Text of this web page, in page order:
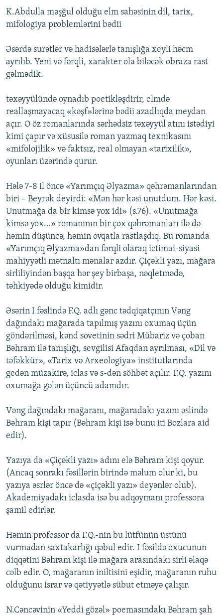
K.Abdulla məşğul olduğu elm sahəsinin dil, tarix,
mifologiya problemlərini bədii
Əsərdə surətlər və hadisələrlə tanışlığa xeyli həcm
ayrılıb. Yeni və fərqli, xarakter ola biləcək obraza rast
gəlmədik.
təxəyyülündə oynadıb poetikləşdirir, elmdə
reallaşmayacaq «kəşf»lərinə bədii azadlıqda meydan
açır. O öz romanlarında sərhədsiz təxəyyül atını istədiyi
kimi çapır və xüsusilə roman yazmaq texnikasını
«mifolojilik» və faktsız, real olmayan «tarixilik»,
oyunları üzərində qurur.
Hələ 7-8 il öncə «Yarımçıq Əlyazma» qəhrəmanlarından
biri – Beyrək deyirdi: «Mən hər kəsi unutdum. Hər kəsi.
Unutmağa da bir kimsə yox idi» (s.76). «Unutmağa
kimsə yox…» romanının bir çox qəhrəmanları ilə də
həmin düşüncə, həmin ovqatla rastlaşdıq. Bu romanda
«Yarımçıq Əlyazma»dan fərqli olaraq ictimai-siyasi
mahiyyətli mətnaltı mənalar azdır. Çiçəkli yazı, mağara
sirliliyindən başqa hər şey birbaşa, nəqletmədə,
təhkiyədə olduğu kimidir.
Əsərin I fəslində F.Q. adlı gənc tədqiqatçının Vəng
dağındakı mağarada tapılmış yazını oxumaq üçün
göndərilməsi, kənd sovetinin sədri Mübariz və çoban
Bəhram ilə tanışlığı, sevgilisi Afaqdan ayrılması, «Dil və
təfəkkür», «Tarix və Arxeologiya» institutlarında
gedən müzakirə, iclas və s-dən söhbət açılır. F.Q. yazını
oxumağa gələn üçüncü adamdır.
Vəng dağındakı mağaranı, mağaradakı yazını əslində
Bəhram kişi tapır (Bəhram kişi isə bunu iti Bozlara aid
edir).
Yazıya da «Çiçəkli yazı» adını elə Bəhram kişi qoyur.
(Ancaq sonrakı fəsillərin birində məlum olur ki, bu
yazıya əsrlər öncə də «çiçəkli yazı» deyənlər olub).
Akademiyadakı iclasda isə bu adqoymanı professora
şamil edirlər.
Həmin professor da F.Q.-nin bu lütfünün üstünü
vurmadan saxtakarlığı qəbul edir. I fəsildə oxucunun
diqqətini Bəhram kişi ilə mağara arasındakı sirli əlaqə
cəlb edir. O, mağaranın iniltisini eşidir, mağaranın ruhu
olduğunu israr və qətiyyətlə sübut etməyə çalışır.
N.Cəncəvinin «Yeddi gözəl» poemasındakı Bəhram şah